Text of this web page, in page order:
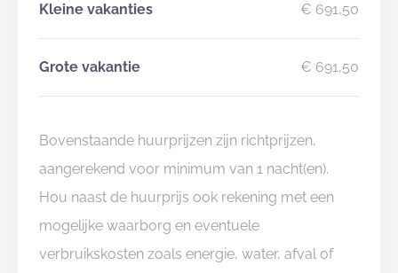
Kleine vakanties € 691,50
Grote vakantie € 691,50
Bovenstaande huurprijzen zijn richtprijzen,
aangerekend voor minimum van 1 nacht(en).
Hou naast de huurprijs ook rekening met een
mogelijke waarborg en eventuele
verbruikskosten zoals energie, water, afval of